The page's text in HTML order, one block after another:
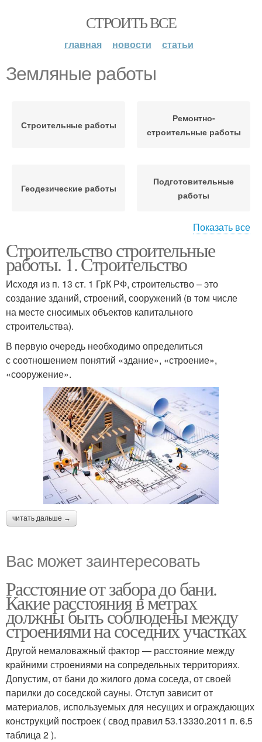
СТРОИТЬ ВСЕ
главная новости статьи
Земляные работы
Строительные работы
Ремонтно-
строительные работы
Геодезические работы
Подготовительные
работы
Каменные работы Бетонные работы
Монтажные работы
Показать все
Строительство строительные
работы. 1. Строительство
Исходя из п. 13 ст. 1 ГрК РФ, строительство – это
создание зданий, строений, сооружений (в том числе
на месте сносимых объектов капитального
строительства).
В первую очередь необходимо определиться
с соотношением понятий «здание», «строение»,
«сооружение».
читать дальше →
Вас может заинтересовать
Расстояние от забора до бани.
Какие расстояния в метрах
должны быть соблюдены между
строениями на соседних участках
Другой немаловажный фактор — расстояние между
крайними строениями на сопредельных территориях.
Допустим, от бани до жилого дома соседа, от своей
парилки до соседской сауны. Отступ зависит от
материалов, используемых для несущих и ограждающих
конструкций построек ( свод правил 53.13330.2011 п. 6.5
таблица 2 ).